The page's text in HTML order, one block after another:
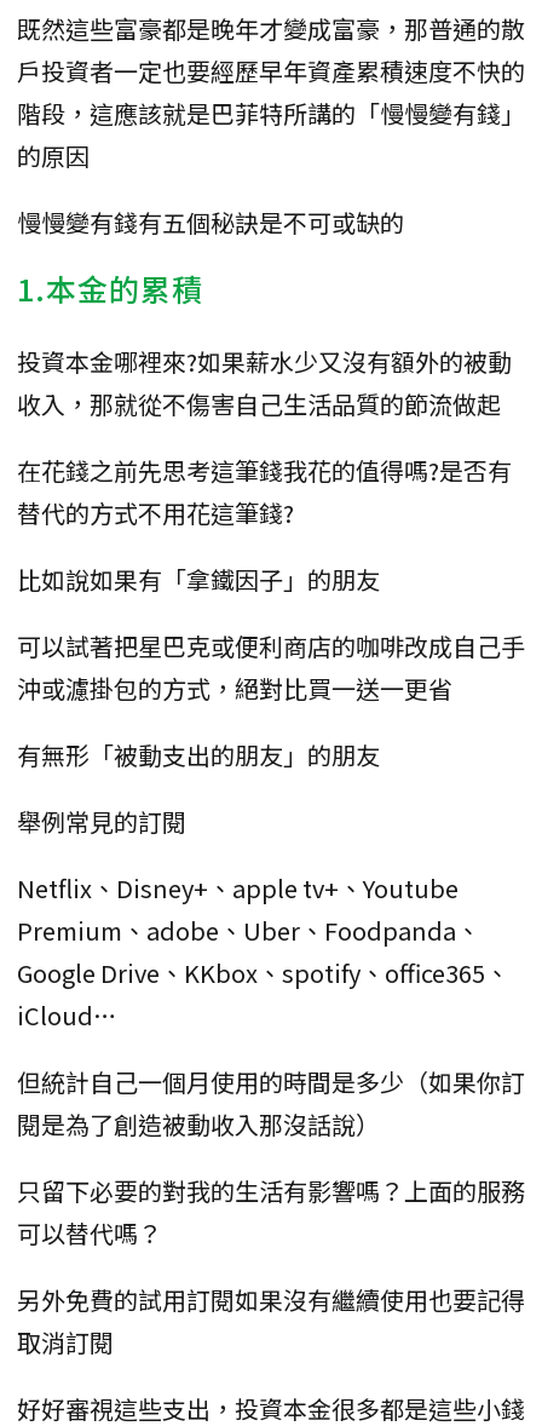
既然這些富豪都是晚年才變成富豪，那普通的散
戶投資者一定也要經歷早年資產累積速度不快的
階段，這應該就是巴菲特所講的「慢慢變有錢」
的原因
慢慢變有錢有五個秘訣是不可或缺的
1.本金的累積
投資本金哪裡來?如果薪水少又沒有額外的被動
收入，那就從不傷害自己生活品質的節流做起
在花錢之前先思考這筆錢我花的值得嗎?是否有
替代的方式不用花這筆錢?
比如說如果有「拿鐵因子」的朋友
可以試著把星巴克或便利商店的咖啡改成自己手
沖或濾掛包的方式，絕對比買一送一更省
有無形「被動支出的朋友」的朋友
舉例常見的訂閱
Netflix、Disney+、apple tv+、Youtube
Premium、adobe、Uber、Foodpanda、
Google Drive、KKbox、spotify、office365、
iCloud…
但統計自己一個月使用的時間是多少（如果你訂
閱是為了創造被動收入那沒話說）
只留下必要的對我的生活有影響嗎？上面的服務
可以替代嗎？
另外免費的試用訂閱如果沒有繼續使用也要記得
取消訂閱
好好審視這些支出，投資本金很多都是這些小錢